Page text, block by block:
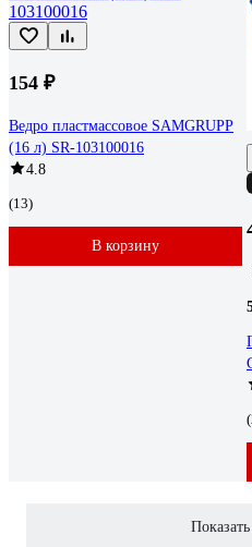
154 ₽
Ведро пластмассовое SAMGRUPP
(16 л) SR-103100016
4.8
(13)
В корзину